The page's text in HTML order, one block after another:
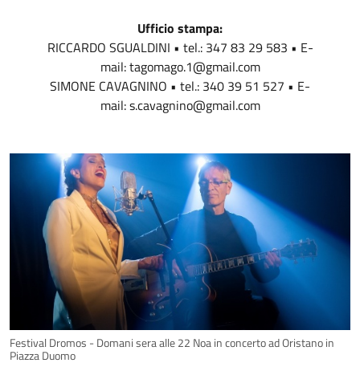
Ufficio stampa:
RICCARDO SGUALDINI • tel.: 347 83 29 583 • E-
mail: tagomago.1@gmail.com
SIMONE CAVAGNINO • tel.: 340 39 51 527 • E-
mail: s.cavagnino@gmail.com
Festival Dromos - Domani sera alle 22 Noa in concerto ad Oristano in
Piazza Duomo